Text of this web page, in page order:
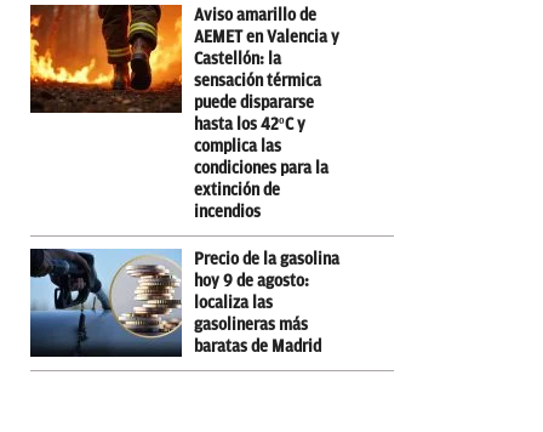
Aviso amarillo de
AEMET en Valencia y
Castellón: la
sensación térmica
puede dispararse
hasta los 42ºC y
complica las
condiciones para la
extinción de
incendios
Precio de la gasolina
hoy 9 de agosto:
localiza las
gasolineras más
baratas de Madrid